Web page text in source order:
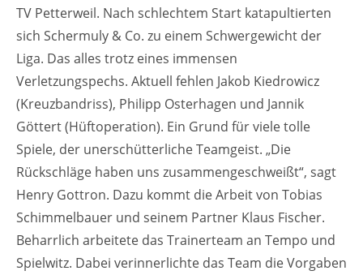
TV Petterweil. Nach schlechtem Start katapultierten
sich Schermuly & Co. zu einem Schwergewicht der
Liga. Das alles trotz eines immensen
Verletzungspechs. Aktuell fehlen Jakob Kiedrowicz
(Kreuzbandriss), Philipp Osterhagen und Jannik
Göttert (Hüftoperation). Ein Grund für viele tolle
Spiele, der unerschütterliche Teamgeist. „Die
Rückschläge haben uns zusammengeschweißt“, sagt
Henry Gottron. Dazu kommt die Arbeit von Tobias
Schimmelbauer und seinem Partner Klaus Fischer.
Beharrlich arbeitete das Trainerteam an Tempo und
Spielwitz. Dabei verinnerlichte das Team die Vorgaben